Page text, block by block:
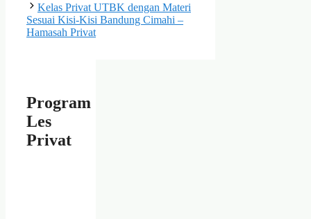
Kelas Privat UTBK dengan Materi
Sesuai Kisi-Kisi Bandung Cimahi –
Hamasah Privat
Program
Les
Privat